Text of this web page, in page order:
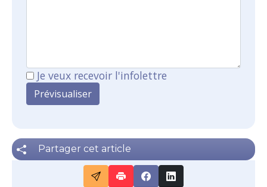
Je veux recevoir l'infolettre
Partager cet article